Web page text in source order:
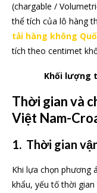
(chargable /
thể tích của lô hàng
tải hàng không
tích theo centimet
Khối lượng
Thời gian và
Việt Nam-
1. Thời gian
Khi lựa chọn phương
khẩu, yếu tố thời